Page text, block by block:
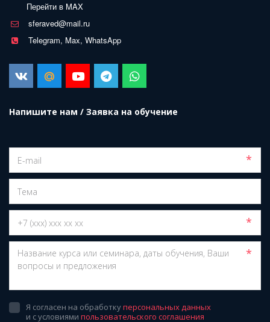
Перейти в MAX
sferaved@mail.ru
Telegram, Max, WhatsApp
Напишите нам / Заявка на обучение
*
*
*
Я согласен на обработкуперсональных данных
и с условиями пользовательского соглашения